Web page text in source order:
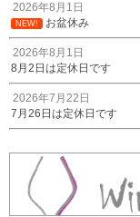
2026年8月1日
NEW! お盆休み
2026年8月1日
8月2日は定休日です
2026年7月22日
7月26日は定休日です